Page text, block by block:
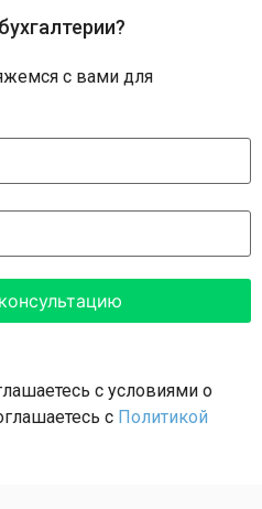
с вами для
с условиями о
с Политикой